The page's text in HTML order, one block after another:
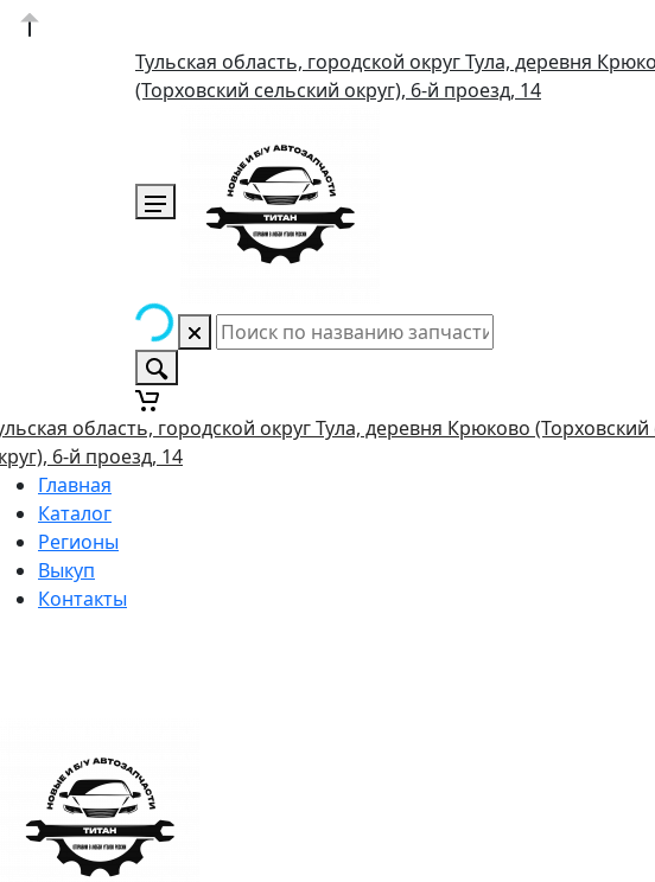
Тульская область, городской округ Тула, деревня
(Торховский сельский округ), 6-й проезд, 14
область, городской округ Тула, деревня Крюково (Торховский
6-й проезд, 14
Главная
Каталог
Регионы
Выкуп
Контакты